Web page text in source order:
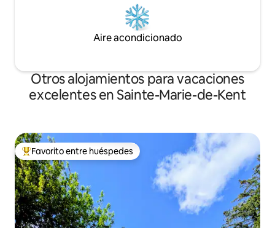
Aire acondicionado
Otros alojamientos para vacaciones
excelentes en Sainte-Marie-de-Kent
Favorito entre huéspedes preferido
Favorito entre huéspedes